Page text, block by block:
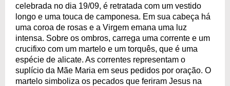
celebrada no dia 19/09, é retratada com um vestido
longo e uma touca de camponesa. Em sua cabeça há
uma coroa de rosas e a Virgem emana uma luz
intensa. Sobre os ombros, carrega uma corrente e um
crucifixo com um martelo e um torquês, que é uma
espécie de alicate. As correntes representam o
suplício da Mãe Maria em seus pedidos por oração. O
martelo simboliza os pecados que feriram Jesus na